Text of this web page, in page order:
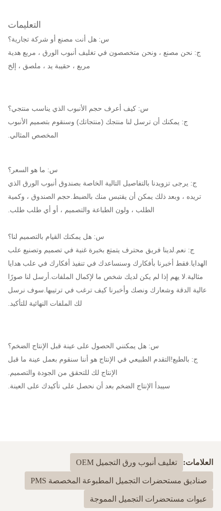
التعليمات
س: هل أنت مصنع أو شركة تجارية؟
ج: نحن مصنع ، ونحن متخصصون في تغليف أنبوب الورق ، مربع هدية
مربع ، حقيبة يد ، ملصق ، إلخ
س: كيف أعرف حجم الأنبوب الذي يناسب منتجي؟
ج: يمكنك أن ترسل لنا منتجك (منتجاتك) وسنقوم بتصميم الأنبوب
المخصص المثالي.
س: ما هو السعر؟
ج: يرجى تزويدنا بالتفاصيل التالية الخاصة بصندوق أنبوب الورق الذي
تريده ، وبعد ذلك يمكن أن يقتبس منك بالضبط.حجم الصندوق ، وكمية
الطلب ، ولون الطباعة والتصميم ، أو أي طلب طلب.
س: هل يمكنك القيام بالتصميم لنا؟
ج: نعم.لدينا فريق محترف يتمتع بخبرة غنية في تصميم وتصنيع علب
الهدايا.فقط أخبرنا بأفكارك وسنساعدك في تنفيذ أفكارك في علب هدايا
مثالية.لا يهم إذا لم يكن لديك شخص ما لإكمال الملفات.أرسل لنا صورًا
عالية الدقة وشعارك ونصك وأخبرنا كيف ترغب في ترتيبها.سوف نرسل
لك الملفات النهائية للتأكيد.
س: هل يمكنني الحصول على عينة قبل الإنتاج الضخم؟
ج: بالطبع!التقدم الطبيعي في الإنتاج هو أننا سنقوم بعمل عينة ما قبل
الإنتاج لك للتحقق من الجودة والتصميم.
سيبدأ الإنتاج الضخم بعد أن نحصل على تأكيدك على العينة.
العلامات: تغليف أنبوب ورق التجميل OEM
صناديق مستحضرات التجميل المطبوعة المخصصة PMS
عبوات مستحضرات التجميل المموجة